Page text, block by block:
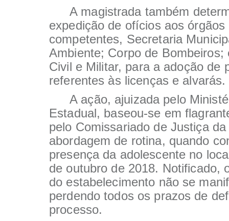
A magistrada também
expedição de ofícios aos órgãos
competentes, Secretaria
Ambiente; Corpo de Bombeiros;
Civil e Militar, para a adoção de
referentes às licenças e alvarás.
A ação, ajuizada pelo
Estadual, baseou-se em
pelo Comissariado de Justiça
abordagem de rotina, quando
presença da adolescente no
de outubro de 2018. Notificado,
do estabelecimento não se
perdendo todos os prazos de
processo.